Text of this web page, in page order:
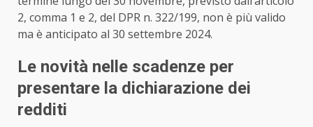
2, comma 1 e 2, del DPR n. 322/199, non è più valido
ma è anticipato al 30 settembre 2024.
Le novità nelle scadenze per
presentare la dichiarazione dei
redditi